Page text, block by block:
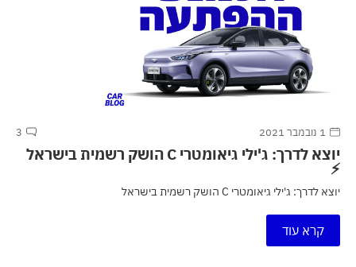
1 נובמבר 2021 3
יוצא לדרך: ג'ילי גיאומטרי C הושק רשמית בישראל
⚡
יוצא לדרך: ג'ילי גיאומטרי C הושק רשמית בישראל
קרא עוד